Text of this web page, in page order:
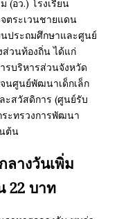
(อว.) โรงเรียน
ตระเวนชายแดน
ประถมศึกษาและศูนย์
ส่วนท้องถิ่น ได้แก่
รบริหารส่วนจังหวัด
นศูนย์พัฒนาเด็กเล็ก
สวัสดิการ (ศูนย์รับ
ระทรวงการพัฒนา
ต้น
ลางวันเพิ่ม
22 บาท